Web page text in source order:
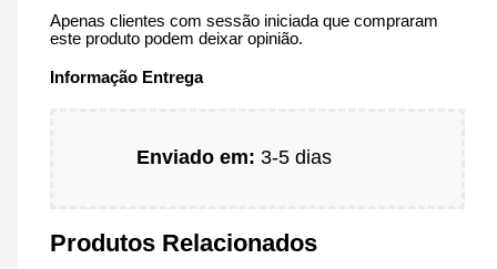
Apenas clientes com sessão iniciada que compraram
este produto podem deixar opinião.
Informação Entrega
Enviado em: 3-5 dias
Produtos Relacionados